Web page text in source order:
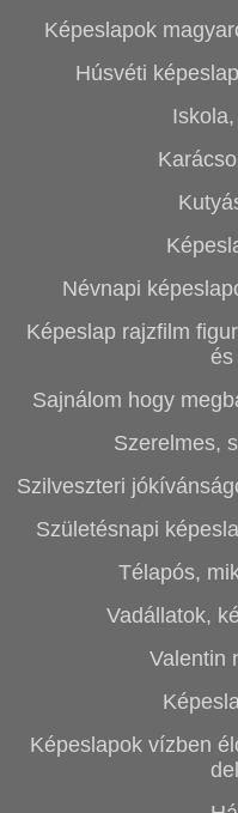
Képeslapok
Húsvéti
Névnapi
Képeslap rajzfilm
Sajnálom hogy
Szerelmes,
Szilveszteri
Születésnapi
Télapós,
Vadállatok,
Valentin
Képeslapok vízben